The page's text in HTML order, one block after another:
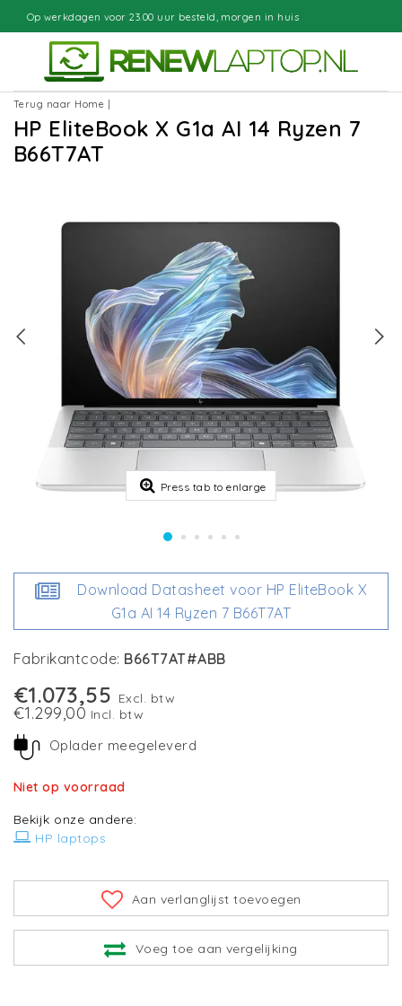
uur besteld, morgen in huis
Terug naar Home
HP EliteBook X G1a AI 14 Ryzen 7
B66T7AT
Press tab to enlarge
Download Datasheet voor HP EliteBook X
G1a AI 14 Ryzen 7 B66T7AT
Fabrikantcode: B66T7AT#ABB
€1.073,55 Excl. btw
€1.299,00 Incl. btw
Oplader meegeleverd
Niet op voorraad
Bekijk onze andere:
HP laptops
Aan verlanglijst toevoegen
Voeg toe aan vergelijking